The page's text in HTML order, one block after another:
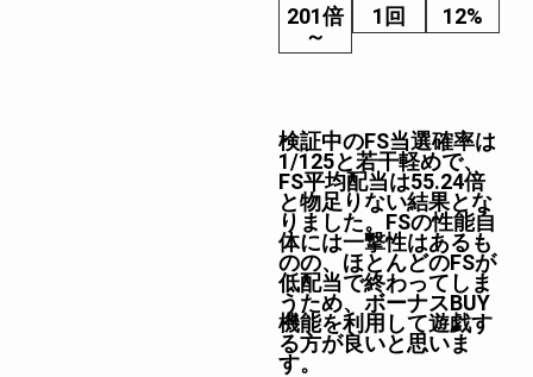
201倍
～
1回 12%
検証中のFS当選確率は
1/125と若干軽めで、
FS平均配当は55.24倍
と物足りない結果とな
りました。FSの性能自
体には一撃性はあるも
のの、ほとんどのFSが
低配当で終わってしま
うため、ボーナスBUY
機能を利用して遊戯す
る方が良いと思いま
す。